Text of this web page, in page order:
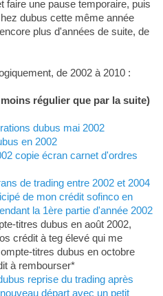
faire une pause temporaire, puis
dubus cette même année
plus d'années de suite, de
de 2002 à 2010 :
régulier que par la suite)
dubus mai 2002
en 2002
copie écran carnet d'ordres
de trading entre 2002 et 2004
de mon crédit sofinco en
la 1ère partie d'année 2002
titres dubus en août 2002,
crédit à teg élevé qui me
titres dubus en octobre
à rembourser*
reprise du trading après
départ avec un petit